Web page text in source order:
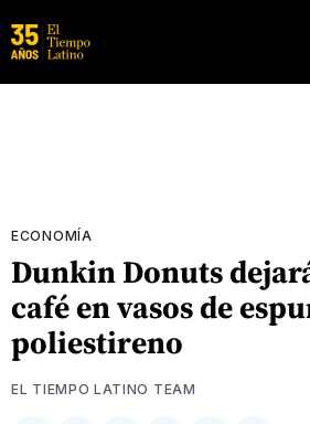
ECONOMÍA
Dunkin Donuts
café en vasos de
poliestireno
EL TIEMPO LATINO TEAM